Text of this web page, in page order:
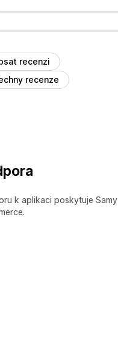
recenzi
recenze
k aplikaci poskytuje Samy